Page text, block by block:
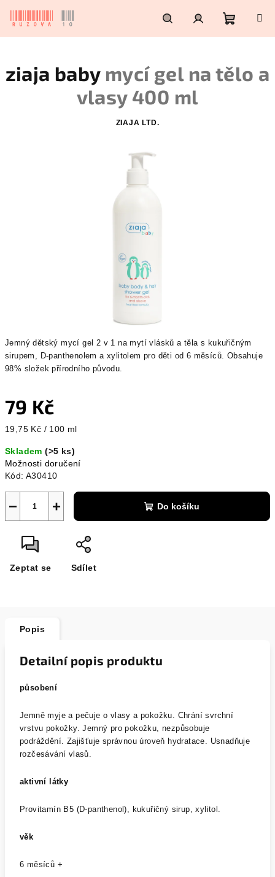
HledatPřihlášeníNákupní
košík
Jemný dětský mycí gel 2 v 1 na mytí vlásků a těla s kukuřičným
sirupem, D-panthenolem a xylitolem pro děti od 6 měsíců. Obsahuje
98% složek přírodního původu.
79 Kč
Měrná
19,75 Kč / 100 ml
Skladem(>5 ks)
Možnosti doručení
Kód: A30410
+
− Do košíku
Zeptat se Sdílet
ziaja baby mycí gel na tělo a
vlasy 400 ml
ZIAJA LTD.
Popis
Detailní popis produktu
působení
Jemně myje a pečuje o vlasy a pokožku. Chrání svrchní
vrstvu pokožky. Jemný pro pokožku, nezpůsobuje
podráždění. Zajišťuje správnou úroveň hydratace. Usnadňuje
rozčesávání vlasů.
aktivní látky
Provitamín B5 (D-panthenol), kukuřičný sirup, xylitol.
věk
6 měsíců +